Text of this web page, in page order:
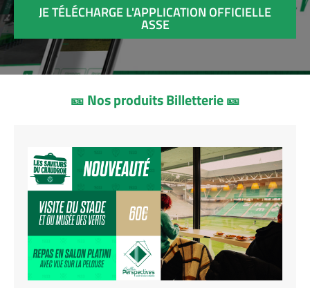
JE TÉLÉCHARGE L'APPLICATION OFFICIELLE
ASSE
🎫 Nos produits Billetterie 🎫